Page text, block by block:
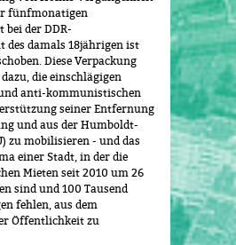
fünfmonatigen
bei der DDR-
des damals 18jährigen ist
Diese Verpackung
die einschlägigen
anti-kommunistischen
seiner Entfernung
und aus der Humboldt-
zu mobilisieren - und das
einer Stadt, in der die
Mieten seit 2010 um 26
sind und 100 Tausend
fehlen, aus dem
Öffentlichkeit zu